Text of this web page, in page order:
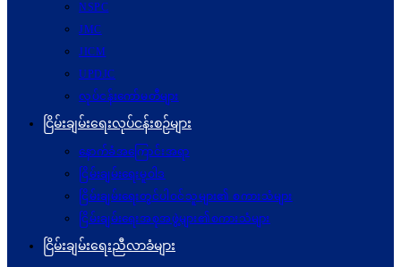
NSPC
JMC
JICM
UPDJC
လုပ်ငန်းကော်မတီများ
ငြိမ်းချမ်းရေးလုပ်ငန်းစဉ်များ
နောက်ခံအကြောင်းအရာ
ငြိမ်းချမ်းရေးမူဝါဒ
ငြိမ်းချမ်းရေးတွင်ပါဝင်သူများ၏ စကားသံများ
ငြိမ်းချမ်းရေးအစုအဖွဲ့များ၏စကားသံများ
ငြိမ်းချမ်းရေးညီလာခံများ